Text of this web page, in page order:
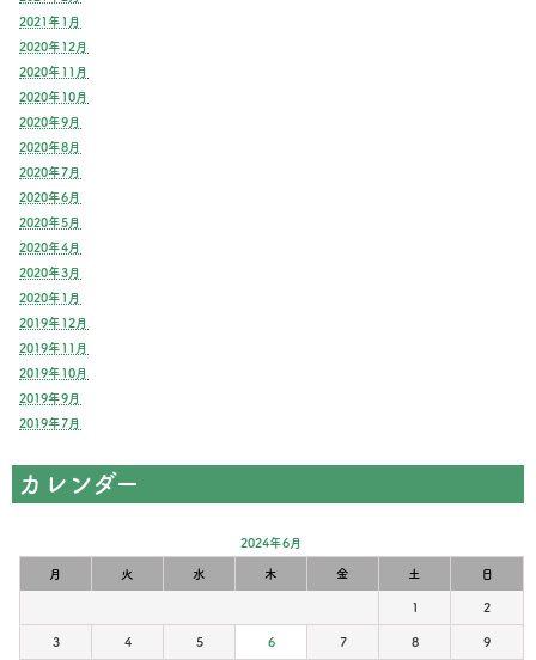
2021年1月
2020年12月
2020年11月
2020年10月
2020年9月
2020年8月
2020年7月
2020年6月
2020年5月
2020年4月
2020年3月
2020年1月
2019年12月
2019年11月
2019年10月
2019年9月
2019年7月
カレンダー
2024年6月
月 火 水 木 金 土 日
1 2
3 4 5 6 7 8 9